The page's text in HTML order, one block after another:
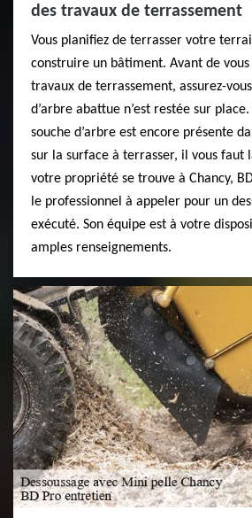
des travaux de terrassement
Vous planifiez de terrasser votre
construire un bâtiment. Avant de
travaux de terrassement, assurez-
d’arbre abattue n’est restée sur
souche d’arbre est encore présente
sur la surface à terrasser, il vous faut
votre propriété se trouve à Chancy,
le professionnel à appeler pour un
exécuté. Son équipe est à votre
amples renseignements.